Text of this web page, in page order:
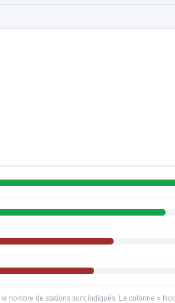
nombre de stations sont indiqués. La colonne «